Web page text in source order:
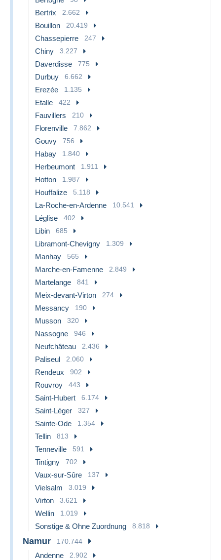
Bertrix 2.662
Bouillon 20.419
Chassepierre 247
Chiny 3.227
Daverdisse 775
Durbuy 6.662
Erezée 1.135
Etalle 422
Fauvillers 210
Florenville 7.862
Gouvy 756
Habay 1.840
Herbeumont 1.911
Hotton 1.987
Houffalize 5.118
La-Roche-en-Ardenne 10.541
Léglise 402
Libin 685
Libramont-Chevigny 1.309
Manhay 565
Marche-en-Famenne 2.849
Martelange 841
Meix-devant-Virton 274
Messancy 190
Musson 320
Nassogne 946
Neufchâteau 2.436
Paliseul 2.060
Rendeux 902
Rouvroy 443
Saint-Hubert 6.174
Saint-Léger 327
Sainte-Ode 1.354
Tellin 813
Tenneville 591
Tintigny 702
Vaux-sur-Sûre 137
Vielsalm 3.019
Virton 3.621
Wellin 1.019
Sonstige & Ohne Zuordnung 8.818
Namur 170.744
Andenne 2.902